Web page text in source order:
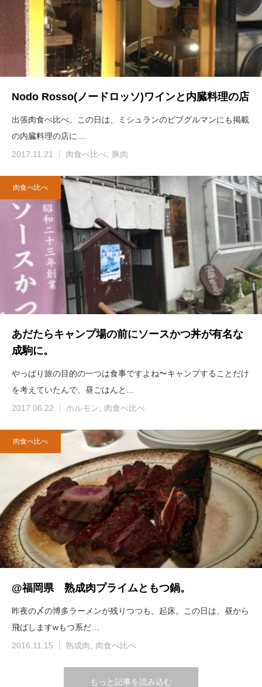
Nodo Rosso(ノードロッソ)ワインと内臓料理の店
出張肉食べ比べ。この日は、ミシュランのビブグルマンにも掲載
の内臓料理の店に…
2017.11.21
肉食べ比べ 豚肉
肉食べ比べ
あだたらキャンプ場の前にソースかつ丼が有名な
成駒に。
やっぱり旅の目的の一つは食事ですよね〜キャンプすることだけ
を考えていたんで、昼ごはんと…
2017.06.22
ホルモン 肉食べ比べ
肉食べ比べ
@福岡県 熟成肉プライムともつ鍋。
昨夜の〆の博多ラーメンが残りつつも、起床。この日は、昼から
飛ばしますwもつ系だ…
2016.11.15
熟成肉 肉食べ比べ
もっと記事を読み込む